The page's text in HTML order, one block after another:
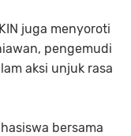
juga menyoroti
pengemudi
aksi unjuk rasa
bersama